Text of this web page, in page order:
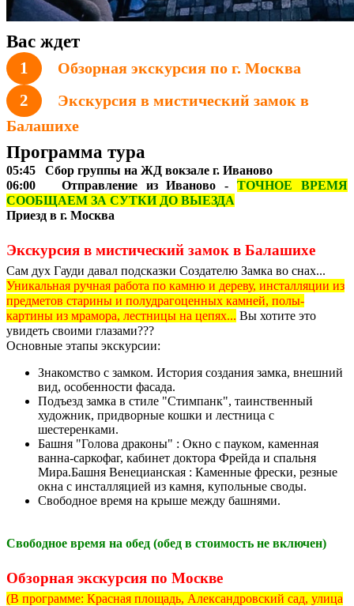
Вас ждет
1 Обзорная экскурсия по г. Москва
2
Экскурсия в мистический замок в
Балашихе
Программа тура
05:45 Сбор группы на ЖД вокзале г. Иваново
06:00 Отправление из Иваново -ТОЧНОЕ ВРЕМЯ
СООБЩАЕМ ЗА СУТКИ ДО ВЫЕЗДА
Приезд в г. Москва
Экскурсия в мистический замок в Балашихе
Сам дух Гауди давал подсказки Создателю Замка во снах...
Уникальная ручная работа по камню и дереву, инсталляции из
предметов старины и полудрагоценных камней, полы-
картины из мрамора, лестницы на цепях... Вы хотите это
увидеть своими глазами???
Основные этапы экскурсии:
Знакомство с замком. История создания замка, внешний
вид, особенности фасада.
Подъезд замка в стиле "Стимпанк", таинственный
художник, придворные кошки и лестница с
шестеренками.
Башня "Голова драконы" : Окно с пауком, каменная
ванна-саркофаг, кабинет доктора Фрейда и спальня
Мира.Башня Венецианская : Каменные фрески, резные
окна с инсталляцией из камня, купольные своды.
Свободное время на крыше между башнями.
Свободное время на обед (обед в стоимость не включен)
Обзорная экскурсия по Москве
(В программе: Красная площадь, Александровский сад, улица